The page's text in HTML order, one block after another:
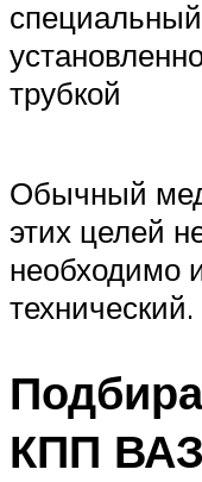
трубкой
Обычный
этих целей
необходимо
технический.
КПП